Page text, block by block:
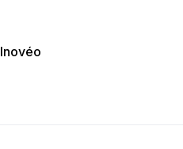
Inovéo